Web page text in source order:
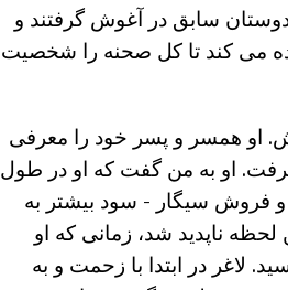
سابق در آغوش گرفتند و
می کند تا کل صحنه را شخصیت
او همسر و پسر خود را معرفی
گرفت. او به من گفت که او در طول
و فروش سیگار - سود بیشتر به
ناپدید شد، زمانی که او
لاغر در ابتدا با زحمت و به